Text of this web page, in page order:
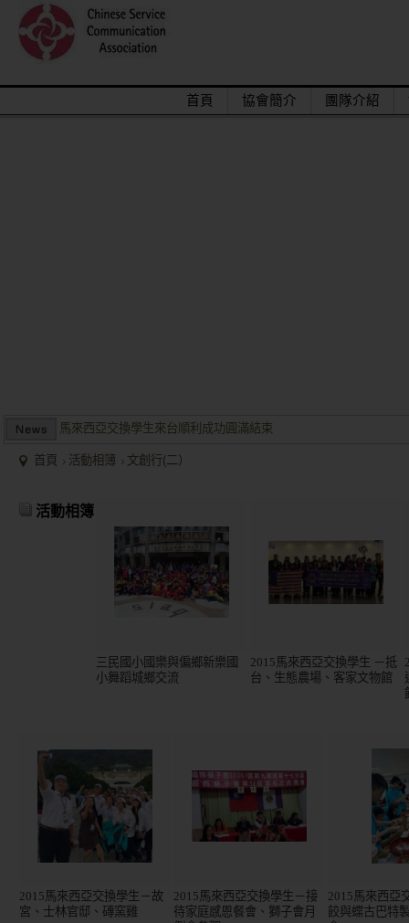
首頁 協會簡介 團隊介紹
馬來西亞交換學生來台順利成功圓滿結束
兩岸商業投資考察團於大陸多地受到盛大歡迎並且已有多個項目落
馬來西亞交換學生來台順利成功圓滿結束
兩岸商業投資考察團於大陸多地受到盛大歡迎並且已有多個項目落
首頁 活動相簿 文創行(二）
活動相簿
三民國小國樂與偏鄉新樂國
小舞蹈城鄉交流
2015馬來西亞交換學生 －抵
台、生態農場、客家文物館
2015馬來西亞交換學生－故
宮、士林官邸、磚窯雞
2015馬來西亞交換學生－接
待家庭感恩餐會、獅子會月
2015馬來西亞
餃與蝶古巴特